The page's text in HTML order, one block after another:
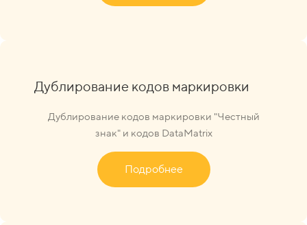
Дублирование кодов маркировки
Дублирование кодов маркировки "Честный
знак" и кодов DataMatrix
Подробнее